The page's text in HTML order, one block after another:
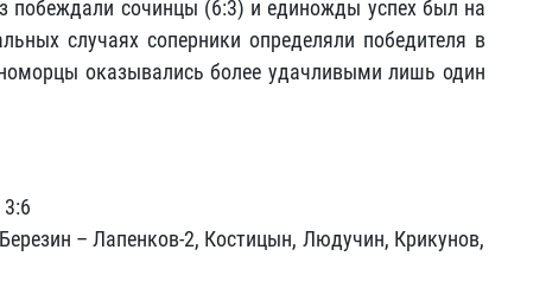
побеждали сочинцы (6:3) и единожды успех был на
случаях соперники определяли победителя в
оказывались более удачливыми лишь один
– Лапенков-2, Костицын, Людучин, Крикунов,